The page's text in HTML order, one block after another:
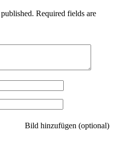
Required fields are
Bild hinzufügen (optional)